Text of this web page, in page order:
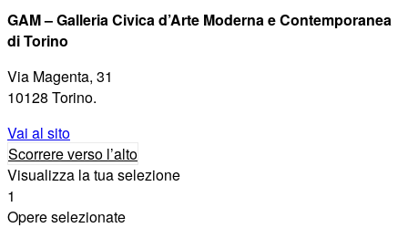
GAM – Galleria Civica d’Arte Moderna e Contemporanea
di Torino
Via Magenta, 31
10128 Torino.
Vai al sito
Scorrere verso l’alto
Visualizza la tua selezione
1
Opere selezionate